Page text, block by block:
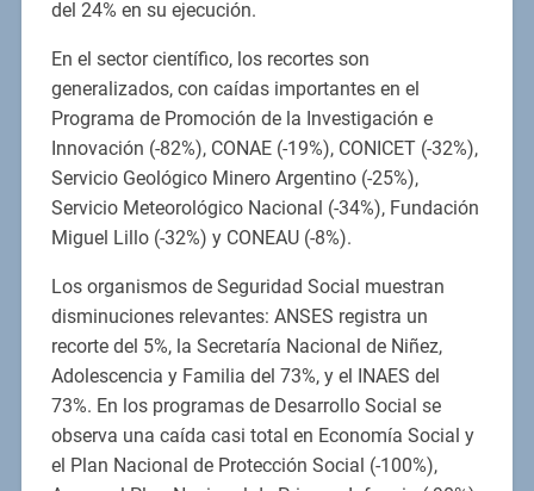
del 24% en su ejecución.
En el sector científico, los recortes son
generalizados, con caídas importantes en el
Programa de Promoción de la Investigación e
Innovación (-82%), CONAE (-19%), CONICET (-32%),
Servicio Geológico Minero Argentino (-25%),
Servicio Meteorológico Nacional (-34%), Fundación
Miguel Lillo (-32%) y CONEAU (-8%).
Los organismos de Seguridad Social muestran
disminuciones relevantes: ANSES registra un
recorte del 5%, la Secretaría Nacional de Niñez,
Adolescencia y Familia del 73%, y el INAES del
73%. En los programas de Desarrollo Social se
observa una caída casi total en Economía Social y
el Plan Nacional de Protección Social (-100%),